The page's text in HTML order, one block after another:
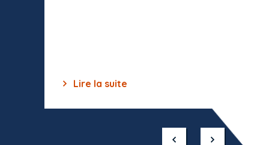
Lire la suite